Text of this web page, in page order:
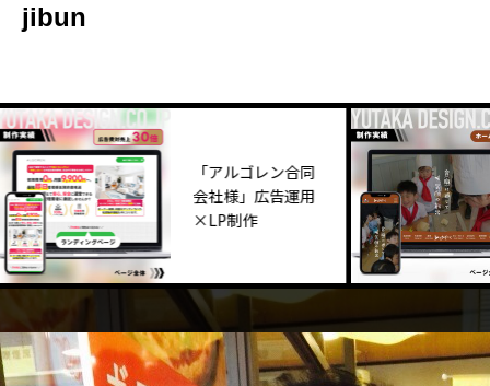
jibun
「アルゴレン合同
会社様」広告運用
×LP制作